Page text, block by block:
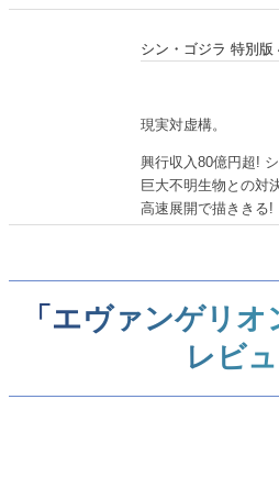
シン・ゴジラ 特別版
現実対虚構。
興行収入80億円超!
巨大不明生物との対
高速展開で描ききる!
「エヴァンゲリオ
レビ